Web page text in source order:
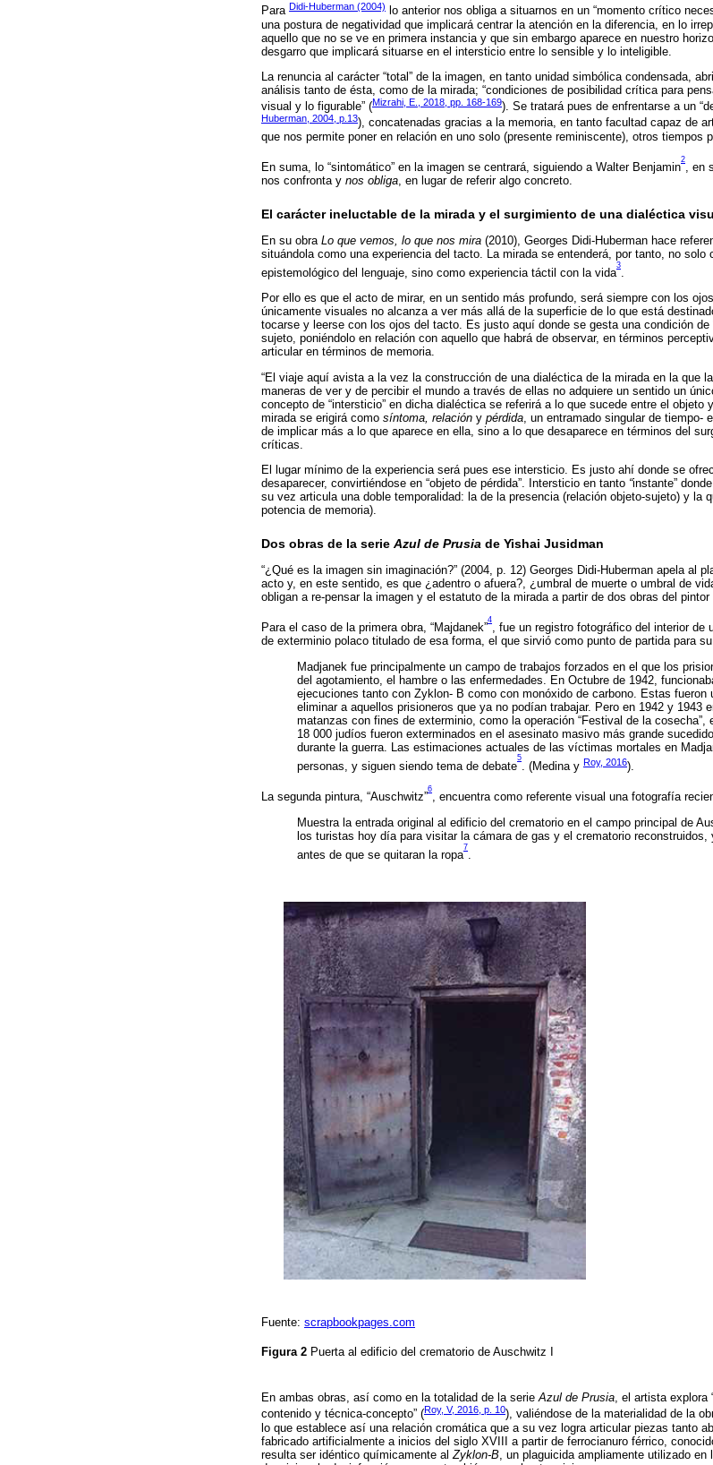
Para Didi-Huberman (2004) lo anterior nos obliga a situarnos en un “momento crítico
una postura de negatividad que implicará centrar la atención en la diferencia, en lo
aquello que no se ve en primera instancia y que sin embargo aparece en nuestro
desgarro que implicará situarse en el intersticio entre lo sensible y lo inteligible.
La renuncia al carácter “total” de la imagen, en tanto unidad simbólica condensada,
análisis tanto de ésta, como de la mirada; “condiciones de posibilidad crítica para
visual y lo figurable” (Mizrahi, E., 2018, pp. 168-169). Se tratará pues de enfrentarse a un
Huberman, 2004, p.13), concatenadas gracias a la memoria, en tanto facultad capaz de
que nos permite poner en relación en uno solo (presente reminiscente), otros tiempos
En suma, lo “sintomático” en la imagen se centrará, siguiendo a Walter Benjamin
2
, en
nos confronta y nos obliga , en lugar de referir algo concreto.
El carácter ineluctable de la mirada y el surgimiento de una dialéctica
En su obra Lo que vemos, lo que nos mira (2010), Georges Didi-Huberman hace
situándola como una experiencia del tacto. La mirada se entenderá, por tanto, no solo
epistemológico del lenguaje, sino como experiencia táctil con la vida
3
.
Por ello es que el acto de mirar, en un sentido más profundo, será siempre con los
únicamente visuales no alcanza a ver más allá de la superficie de lo que está
tocarse y leerse con los ojos del tacto. Es justo aquí donde se gesta una condición de
sujeto, poniéndolo en relación con aquello que habrá de observar, en términos
articular en términos de memoria.
“El viaje aquí avista a la vez la construcción de una dialéctica de la mirada en la que
maneras de ver y de percibir el mundo a través de ellas no adquiere un sentido un
concepto de “intersticio” en dicha dialéctica se referirá a lo que sucede entre el
mirada se erigirá como síntoma, relación y pérdida , un entramado singular de
de implicar más a lo que aparece en ella, sino a lo que desaparece en términos del
críticas.
El lugar mínimo de la experiencia será pues ese intersticio. Es justo ahí donde se
desaparecer, convirtiéndose en “objeto de pérdida”. Intersticio en tanto “instante”
su vez articula una doble temporalidad: la de la presencia (relación objeto-sujeto) y la
potencia de memoria).
Dos obras de la serie Azul de Prusia de Yishai Jusidman
“¿Qué es la imagen sin imaginación?” (2004, p. 12) Georges Didi-Huberman apela al
acto y, en este sentido, es que ¿adentro o afuera?, ¿umbral de muerte o umbral de
obligan a re-pensar la imagen y el estatuto de la mirada a partir de dos obras del
Para el caso de la primera obra, “Majdanek”
4
, fue un registro fotográfico del interior de
de exterminio polaco titulado de esa forma, el que sirvió como punto de partida para
Madjanek fue principalmente un campo de trabajos forzados en el que los
del agotamiento, el hambre o las enfermedades. En Octubre de 1942,
ejecuciones tanto con Zyklon- B como con monóxido de carbono. Estas fueron
eliminar a aquellos prisioneros que ya no podían trabajar. Pero en 1942 y 1943
matanzas con fines de exterminio, como la operación “Festival de la cosecha”,
18 000 judíos fueron exterminados en el asesinato masivo más grande
durante la guerra. Las estimaciones actuales de las víctimas mortales en
personas, y siguen siendo tema de debate
5
. (Medina y Roy, 2016).
La segunda pintura, “Auschwitz”
6
, encuentra como referente visual una fotografía
Muestra la entrada original al edificio del crematorio en el campo principal de
los turistas hoy día para visitar la cámara de gas y el crematorio
antes de que se quitaran la ropa
7
.
Fuente: scrapbookpages.com
Figura 2 Puerta al edificio del crematorio de Auschwitz I
En ambas obras, así como en la totalidad de la serieAzul de Prusia, el artista explora
contenido y técnica-concepto” (Roy, V, 2016, p. 10), valiéndose de la materialidad de la
lo que establece así una relación cromática que a su vez logra articular piezas tanto
fabricado artificialmente a inicios del siglo XVIII a partir de ferrocianuro férrico,
resulta ser idéntico químicamente al Zyklon-B , un plaguicida ampliamente utilizado